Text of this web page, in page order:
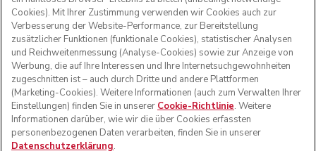
FOLGEN SIE UNS
Cookies). Mit Ihrer Zustimmung verwenden wir Cookies auch zur
Verbesserung der Website-Performance, zur Bereitstellung
zusätzlicher Funktionen (funktionale Cookies), statistischer Analysen
und Reichweitenmessung (Analyse-Cookies) sowie zur Anzeige von
Werbung, die auf Ihre Interessen und Ihre Internetsuchgewohnheiten
zugeschnitten ist – auch durch Dritte und andere Plattformen
(Marketing-Cookies). Weitere Informationen (auch zum Verwalten Ihrer
Einstellungen) finden Sie in unserer Cookie-Richtlinie. Weitere
Informationen darüber, wie wir die über Cookies erfassten
personenbezogenen Daten verarbeiten, finden Sie in unserer
Datenschutzerklärung.